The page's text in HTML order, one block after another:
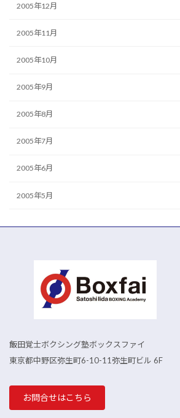
2005年12月
2005年11月
2005年10月
2005年9月
2005年8月
2005年7月
2005年6月
2005年5月
飯田覚士ボクシング塾ボックスファイ
東京都中野区弥生町6-10-11弥生町ビル 6F
お問合せはこちら